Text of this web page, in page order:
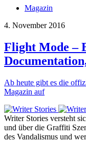
Magazin
4. November 2016
Flight Mode –
Ab heute gibt es die
Magazin auf
Writer Stories versteht
und über die Graffiti
des Vandalismus und